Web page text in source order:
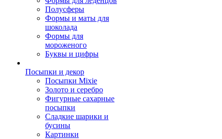
Полусферы
Формы и маты для
шоколада
Формы для
мороженого
Буквы и цифры
Посыпки и декор
Посыпки Mixie
Золото и серебро
Фигурные сахарные
посыпки
Сладкие шарики и
бусины
Картинки